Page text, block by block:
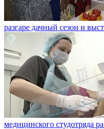
разгаре дачный сезон и
медицинского студотряда